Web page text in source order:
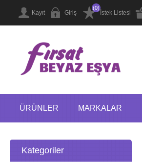
Kayıt Giriş İstek Listesi
(0)
ÜRÜNLER MARKALAR
Kategoriler